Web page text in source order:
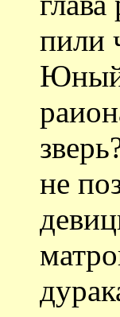
пили
Юный
не